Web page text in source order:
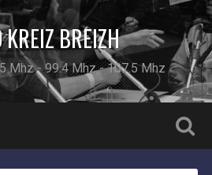
KREIZ BREIZH
Mhz - 99.4 Mhz - 107.5 Mhz